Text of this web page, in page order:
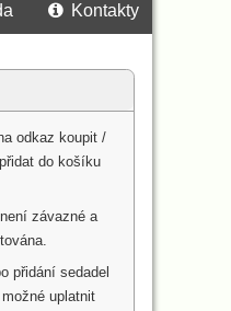
Kontakty
odkaz koupit /
do košíku
závazné a
přidání sedadel
uplatnit